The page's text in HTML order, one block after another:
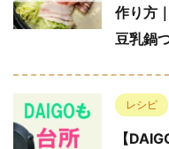
作り方
豆乳鍋
レシピ
【